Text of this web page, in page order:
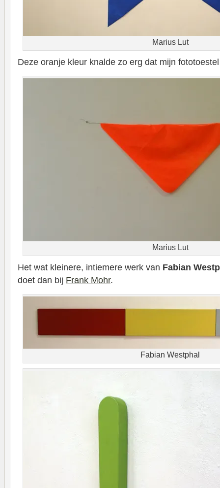
Marius Lut
Deze oranje kleur knalde zo erg dat mijn
Marius Lut
Het wat kleinere, intiemere werk van Fabian
doet dan bij Frank Mohr.
Fabian Westphal